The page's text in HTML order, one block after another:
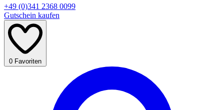
+49 (0)341 2368 0099
Gutschein kaufen
0 Favoriten